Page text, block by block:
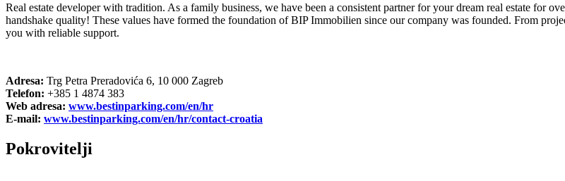
Real estate developer with tradition. As a family business, we have been a consistent partner for your dream real estate for
handshake quality! These values have formed the foundation of BIP Immobilien since our company was founded. From
you with reliable support.
Adresa: Trg Petra Preradovića 6, 10 000 Zagreb
Telefon: +385 1 4874 383
Web adresa: www.bestinparking.com/en/hr
E-mail: www.bestinparking.com/en/hr/contact-croatia
Pokrovitelji